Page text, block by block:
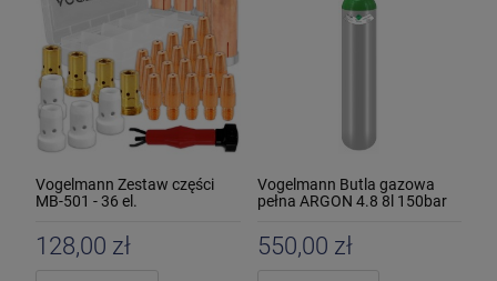
Vogelmann Zestaw części
MB-501 - 36 el.
128,00 zł
Vogelmann Butla gazowa
pełna ARGON 4.8 8l 150bar
550,00 zł